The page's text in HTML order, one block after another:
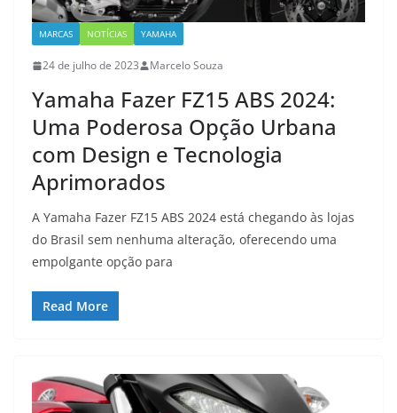
MARCAS NOTÍCIAS YAMAHA
24 de julho de 2023 Marcelo Souza
Yamaha Fazer FZ15 ABS 2024:
Uma Poderosa Opção Urbana
com Design e Tecnologia
Aprimorados
A Yamaha Fazer FZ15 ABS 2024 está chegando às lojas
do Brasil sem nenhuma alteração, oferecendo uma
empolgante opção para
Read More